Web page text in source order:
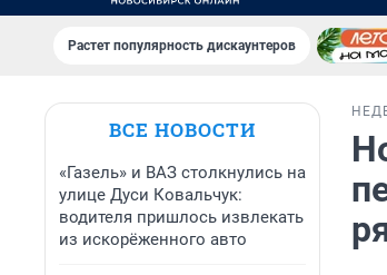
Растет популярность дискаунтеров
ВСЕ НОВОСТИ
«Газель» и ВАЗ столкнулись на
улице Дуси Ковальчук:
водителя пришлось извлекать
из искорёженного авто